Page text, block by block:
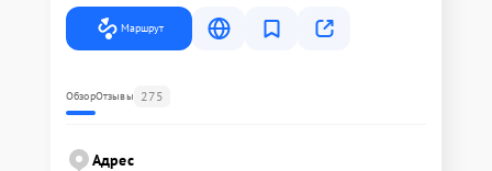
Маршрут
ОбзорОтзывы 275
Адрес